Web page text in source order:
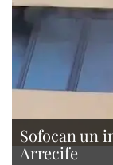
Sofocan un
Arrecife